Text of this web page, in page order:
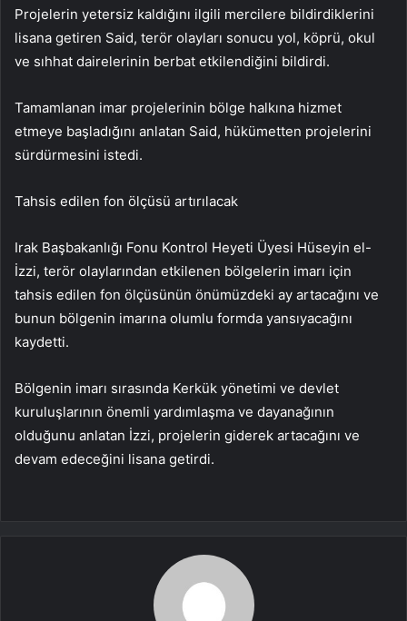
Projelerin yetersiz kaldığını ilgili mercilere bildirdiklerini
lisana getiren Said, terör olayları sonucu yol, köprü, okul
ve sıhhat dairelerinin berbat etkilendiğini bildirdi.
Tamamlanan imar projelerinin bölge halkına hizmet
etmeye başladığını anlatan Said, hükümetten projelerini
sürdürmesini istedi.
Tahsis edilen fon ölçüsü artırılacak
Irak Başbakanlığı Fonu Kontrol Heyeti Üyesi Hüseyin el-
İzzi, terör olaylarından etkilenen bölgelerin imarı için
tahsis edilen fon ölçüsünün önümüzdeki ay artacağını ve
bunun bölgenin imarına olumlu formda yansıyacağını
kaydetti.
Bölgenin imarı sırasında Kerkük yönetimi ve devlet
kuruluşlarının önemli yardımlaşma ve dayanağının
olduğunu anlatan İzzi, projelerin giderek artacağını ve
devam edeceğini lisana getirdi.